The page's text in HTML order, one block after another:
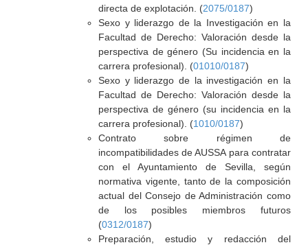
directa de explotación. (2075/0187)
Sexo y liderazgo de la Investigación en la
Facultad de Derecho: Valoración desde la
perspectiva de género (Su incidencia en la
carrera profesional). (01010/0187)
Sexo y liderazgo de la investigación en la
Facultad de Derecho: Valoración desde la
perspectiva de género (su incidencia en la
carrera profesional). (1010/0187)
Contrato sobre régimen de
incompatibilidades de AUSSA para contratar
con el Ayuntamiento de Sevilla, según
normativa vigente, tanto de la composición
actual del Consejo de Administración como
de los posibles miembros futuros
(0312/0187)
Preparación, estudio y redacción del